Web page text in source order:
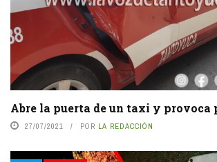
Abre la puerta de un taxi y provoca
27/07/2021 POR LA REDACCIÓN